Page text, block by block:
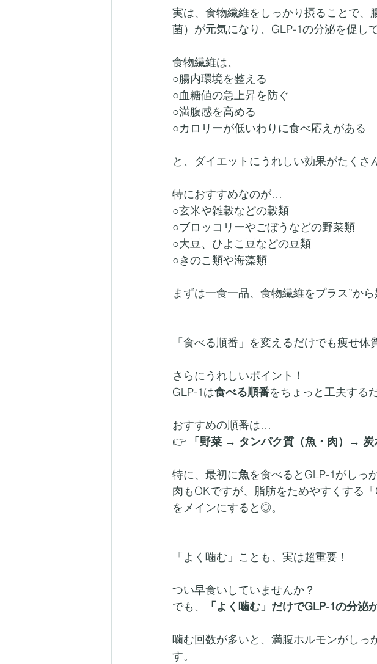
実は、食物繊維をしっかり摂ることで、
菌）が元気になり、GLP-1の分泌を促し
食物繊維は、
○腸内環境を整える
○血糖値の急上昇を防ぐ
○満腹感を高める
○カロリーが低いわりに食べ応えがある
と、ダイエットにうれしい効果がたくさ
特におすすめなのが…
○玄米や雑穀などの穀類
○ブロッコリーやごぼうなどの野菜類
○大豆、ひよこ豆などの豆類
○きのこ類や海藻類
まずは一食一品、食物繊維をプラス”か
「食べる順番」を変えるだけでも痩せ体
さらにうれしいポイント！
GLP-1は食べる順番をちょっと工夫する
おすすめの順番は…
👉
「野菜 → タンパク質（魚・肉）→ 炭
特に、最初に魚を食べるとGLP-1がしっ
肉もOKですが、脂肪をためやすくする
をメインにすると◎。
「よく噛む」ことも、実は超重要！
つい早食いしていませんか？
でも、
「よく噛む」だけでGLP-1の分泌
噛む回数が多いと、満腹ホルモンがしっ
す。